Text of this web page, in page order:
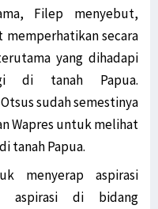
Filep menyebut,
memperhatikan secara
yang dihadapi
di tanah Papua.
sudah semestinya
Wapres untuk melihat
tanah Papua.
menyerap aspirasi
aspirasi di bidang